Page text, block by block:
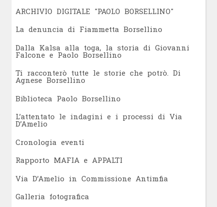
ARCHIVIO DIGITALE "PAOLO BORSELLINO"
La denuncia di Fiammetta Borsellino
Dalla Kalsa alla toga, la storia di Giovanni
Falcone e Paolo Borsellino
Ti racconterò tutte le storie che potrò. Di
Agnese Borsellino
Biblioteca Paolo Borsellino
L’attentato le indagini e i processi di Via
D’Amelio
Cronologia eventi
Rapporto MAFIA e APPALTI
Via D’Amelio in Commissione Antimfia
Galleria fotografica